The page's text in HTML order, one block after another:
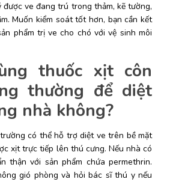
được ve đang trú trong thảm, kẽ tường,
Muốn kiểm soát tốt hơn, bạn cần kết
phẩm trị ve cho chó với vệ sinh môi
thuốc xịt côn
thường để diệt
nhà không?
có thể hỗ trợ diệt ve trên bề mặt
xịt trực tiếp lên thú cưng. Nếu nhà có
thận với sản phẩm chứa permethrin.
gió phòng và hỏi bác sĩ thú y nếu